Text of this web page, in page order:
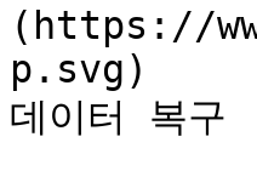
(https://
p.svg)
데이터 복구